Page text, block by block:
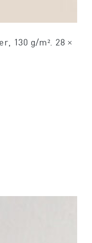
130 g/m². 28 ×